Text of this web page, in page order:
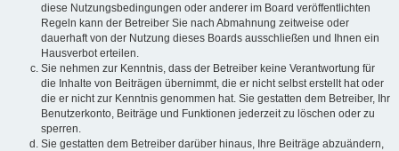
diese Nutzungsbedingungen oder anderer im Board veröffentlichten
Regeln kann der Betreiber Sie nach Abmahnung zeitweise oder
dauerhaft von der Nutzung dieses Boards ausschließen und Ihnen ein
Hausverbot erteilen.
Sie nehmen zur Kenntnis, dass der Betreiber keine Verantwortung für
die Inhalte von Beiträgen übernimmt, die er nicht selbst erstellt hat oder
die er nicht zur Kenntnis genommen hat. Sie gestatten dem Betreiber, Ihr
Benutzerkonto, Beiträge und Funktionen jederzeit zu löschen oder zu
sperren.
Sie gestatten dem Betreiber darüber hinaus, Ihre Beiträge abzuändern,